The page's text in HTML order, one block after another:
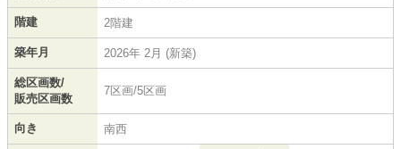
階建 2階建
築年月 2026年 2月 (新築)
総区画数/
販売区画数
7区画/5区画
向き 南西